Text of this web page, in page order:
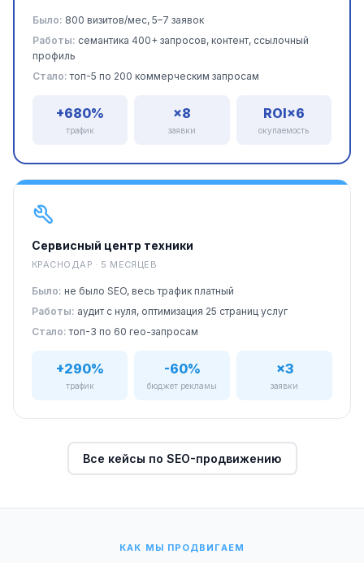
Было: 800 визитов/мес, 5–7 заявок
Работы: семантика 400+ запросов, контент, ссылочный
профиль
Стало: топ-5 по 200 коммерческим запросам
+680%
трафик
×8
заявки
ROI×6
окупаемость
Сервисный центр техники
КРАСНОДАР · 5 МЕСЯЦЕВ
Было: не было SEO, весь трафик платный
Работы: аудит с нуля, оптимизация 25 страниц услуг
Стало: топ-3 по 60 гео-запросам
+290%
трафик
-60%
бюджет рекламы
×3
заявки
Все кейсы по SEO-продвижению
КАК МЫ ПРОДВИГАЕМ